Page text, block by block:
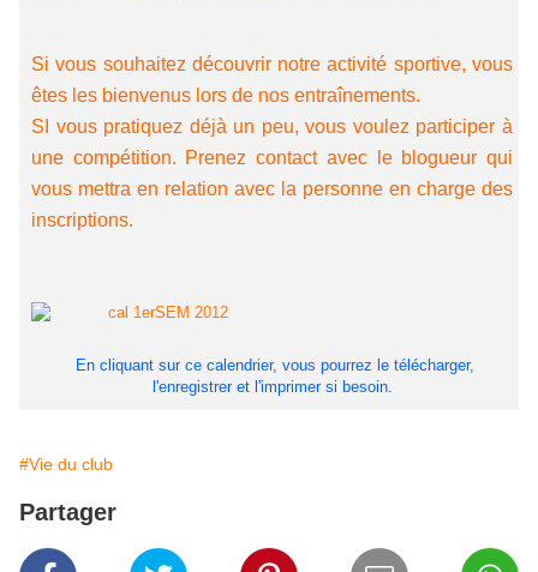
Si vous souhaitez découvrir notre activité sportive, vous
êtes les bienvenus lors de nos entraînements.
SI vous pratiquez déjà un peu, vous voulez participer à
une compétition. Prenez contact avec le blogueur qui
vous mettra en relation avec la personne en charge des
inscriptions.
En cliquant sur ce calendrier, vous pourrez le télécharger,
l'enregistrer et l'imprimer si besoin.
#Vie du club
Partager